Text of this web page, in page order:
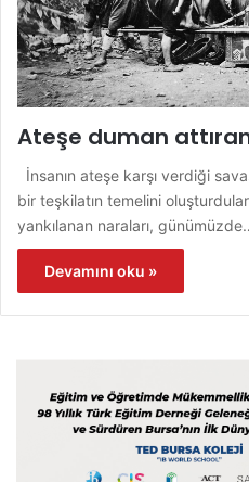
Ateşe duman
İnsanın ateşe karşı verdiği
bir teşkilatın temelini
yankılanan naraları,
Devamını oku »